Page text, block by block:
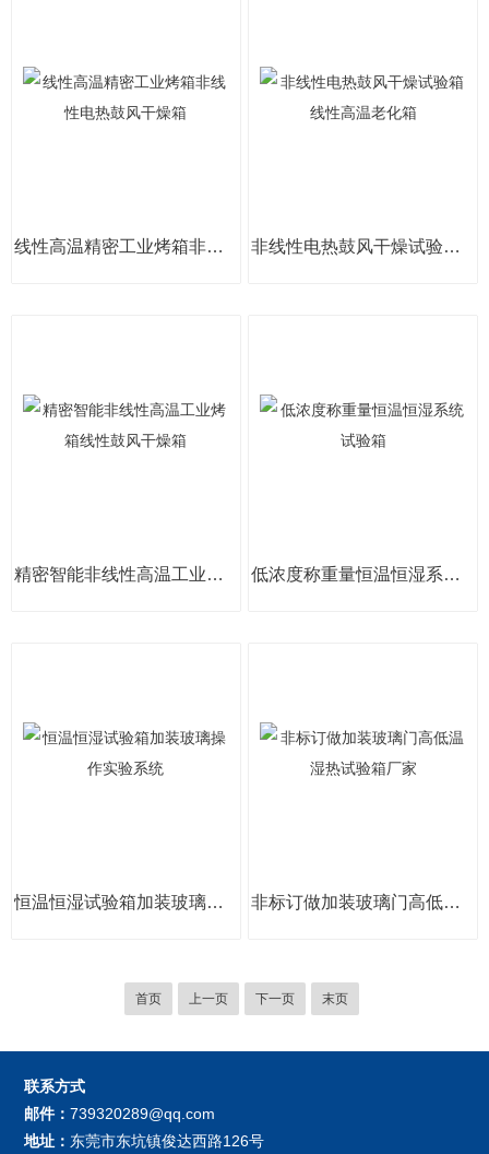
线性高温精密工业烤箱非线性电热鼓风干燥箱 非线性电热鼓风干燥试验箱 线性高温老化箱
精密智能非线性高温工业烤箱线性鼓风干燥箱 低浓度称重量恒温恒湿系统试验箱
恒温恒湿试验箱加装玻璃操作实验系统 非标订做加装玻璃门高低温湿热试验箱厂家
首页 上一页 下一页 末页
联系方式
邮件：739320289@qq.com
地址： 东莞市东坑镇俊达西路126号